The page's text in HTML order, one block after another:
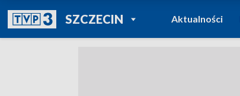
SZCZECINPOWRÓT DO
TVP REGIONY
Aktualności